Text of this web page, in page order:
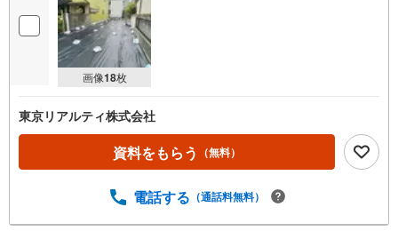
画像18枚
東京リアルティ株式会社
資料をもらう （無料）
電話する （通話料無料）